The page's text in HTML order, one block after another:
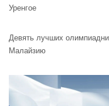
Уренгое
Девять лучших
Малайзию